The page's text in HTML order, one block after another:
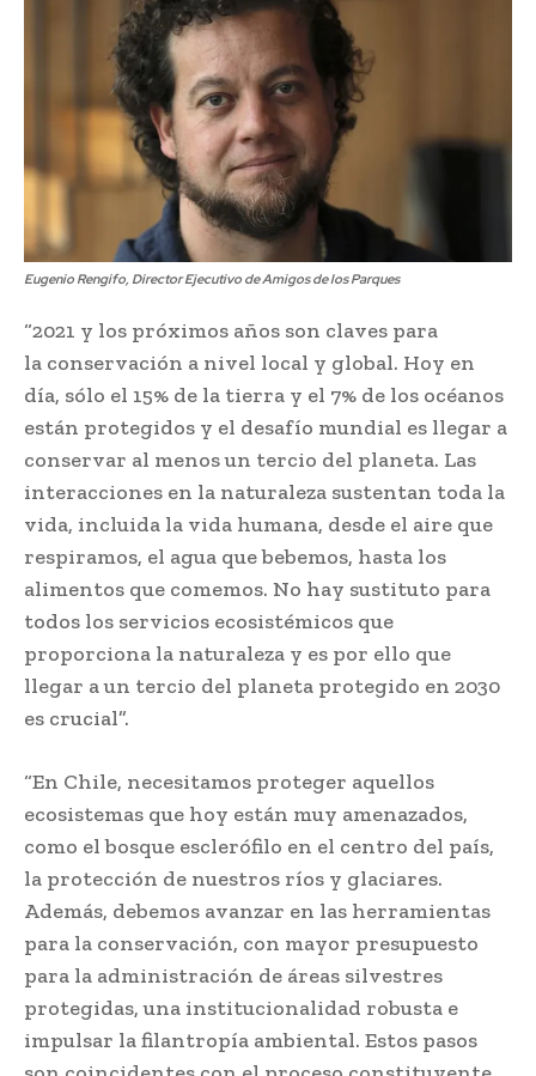
Eugenio Rengifo, Director Ejecutivo de Amigos de los Parques
“2021 y los próximos años son claves para
la conservación a nivel local y global. Hoy en
día, sólo el 15% de la tierra y el 7% de los océanos
están protegidos y el desafío mundial es llegar a
conservar al menos un tercio del planeta. Las
interacciones en la naturaleza sustentan toda la
vida, incluida la vida humana, desde el aire que
respiramos, el agua que bebemos, hasta los
alimentos que comemos. No hay sustituto para
todos los servicios ecosistémicos que
proporciona la naturaleza y es por ello que
llegar a un tercio del planeta protegido en 2030
es crucial”.
“En Chile, necesitamos proteger aquellos
ecosistemas que hoy están muy amenazados,
como el bosque esclerófilo en el centro del país,
la protección de nuestros ríos y glaciares.
Además, debemos avanzar en las herramientas
para la conservación, con mayor presupuesto
para la administración de áreas silvestres
protegidas, una institucionalidad robusta e
impulsar la filantropía ambiental. Estos pasos